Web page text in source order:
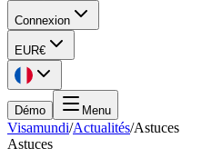
Connexion
EUR€
Démo Menu
Visamundi/Actualités/Astuces
Astuces